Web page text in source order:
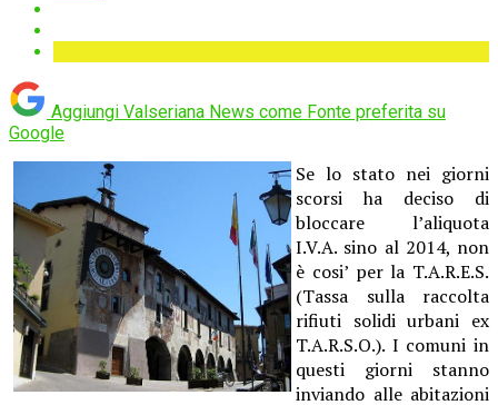
Aggiungi Valseriana News come Fonte preferita su
Google
Se lo stato nei giorni
scorsi ha deciso di
bloccare l’aliquota
I.V.A. sino al 2014, non
è cosi’ per la T.A.R.E.S.
(Tassa sulla raccolta
rifiuti solidi urbani ex
T.A.R.S.O.). I comuni in
questi giorni stanno
inviando alle abitazioni